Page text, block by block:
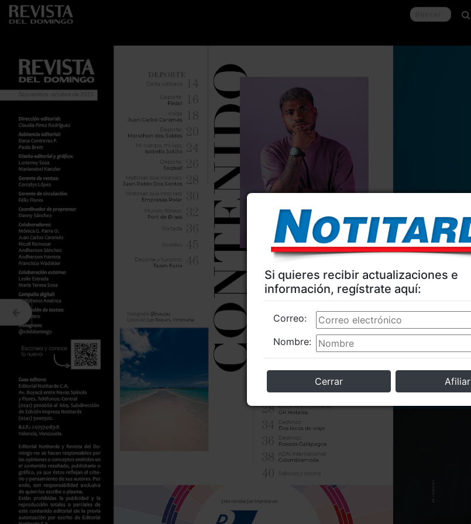
Si quieres recibir actualizaciones e
información, regístrate aquí:
Nombre:
Correo:
Cerrar Afiliar